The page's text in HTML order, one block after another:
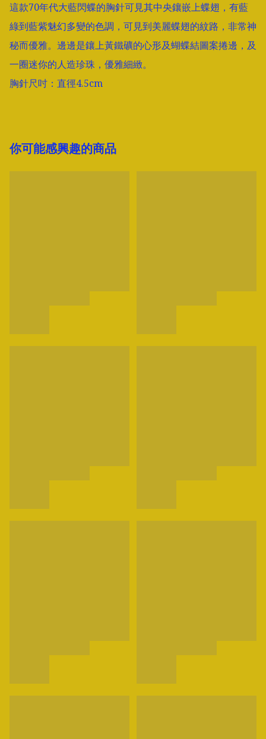
這款70年代大藍閃蝶的胸針可見其中央鑲嵌上蝶翅，有藍
綠到藍紫魅幻多變的色調，可見到美麗蝶翅的紋路，非常神
秘而優雅。邊邊是鑲上黃鐵礦的心形及蝴蝶結圖案捲邊，及
一圈迷你的人造珍珠，優雅細緻。
胸針尺吋：直徑4.5cm
你可能感興趣的商品